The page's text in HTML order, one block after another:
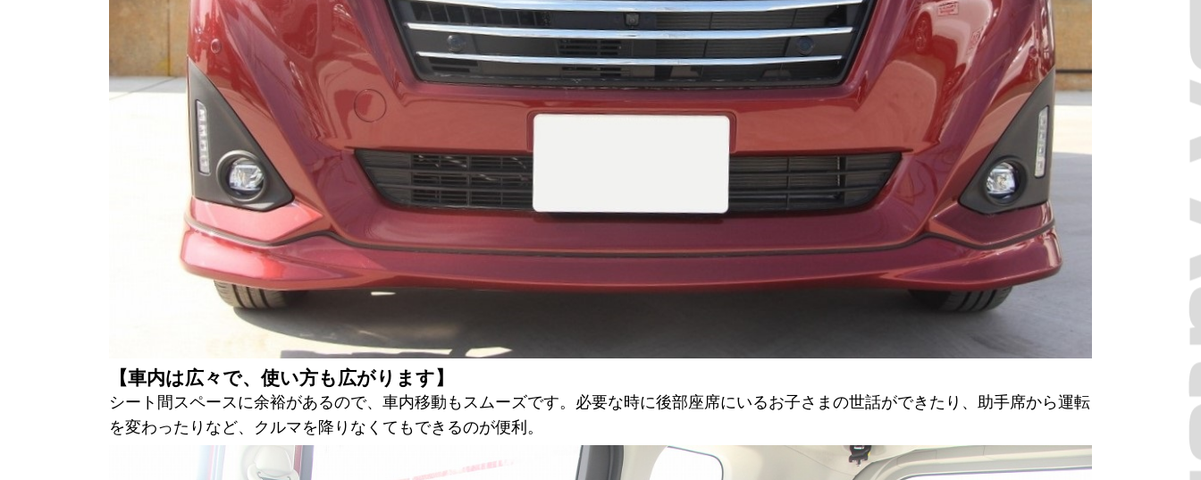
【車内は広々で、使い方も広がります】
シート間スペースに余裕があるので、車内移動もスムーズです。必要な時に後部座席にいるお子さまの世話ができたり、助手席から運転
を変わったりなど、クルマを降りなくてもできるのが便利。